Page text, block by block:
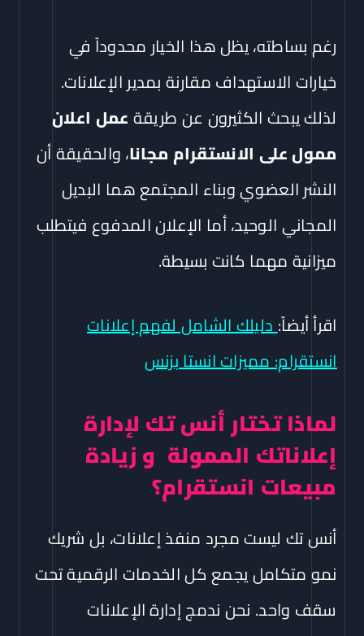
رغم بساطته، يظل هذا الخيار محدوداً في
خيارات الاستهداف مقارنة بمدير الإعلانات.
لذلك يبحث الكثيرون عن طريقةعمل اعلان
ممول على الانستقرام مجانا، والحقيقة أن
النشر العضوي وبناء المجتمع هما البديل
المجاني الوحيد، أما الإعلان المدفوع فيتطلب
ميزانية مهما كانت بسيطة.
اقرأ أيضاً:دليلك الشامل لفهم إعلانات
انستقرام: مميزات انستا بزنس
لماذا تختار أنس تك لإدارة
إعلاناتك الممولة و زيادة
مبيعات انستقرام؟
أنس تك ليست مجرد منفذ إعلانات، بل شريك
نمو متكامل يجمع كل الخدمات الرقمية تحت
سقف واحد. نحن ندمج إدارة الإعلانات